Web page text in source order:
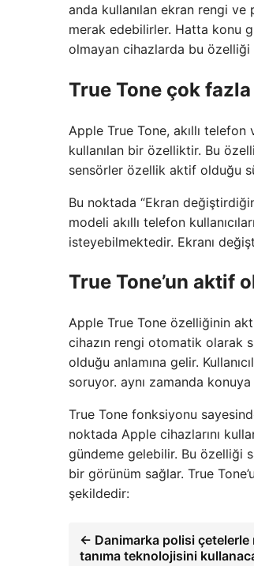
anda kullanılan ekran rengi ve
merak edebilirler. Hatta konu
olmayan cihazlarda bu
True Tone çok
Apple True Tone, akıllı
kullanılan bir özelliktir. Bu
sensörler özellik aktif olduğu
Bu noktada “Ekran
modeli akıllı telefon
isteyebilmektedir. Ekranı
True Tone’un aktif
Apple True Tone özelliğinin
cihazın rengi otomatik olarak
olduğu anlamına gelir.
soruyor. aynı zamanda
True Tone fonksiyonu
noktada Apple cihazlarını
gündeme gelebilir. Bu özelliği
bir görünüm sağlar. True
şekildedir:
← Danimarka polisi çetelerle
tanıma teknolojisini